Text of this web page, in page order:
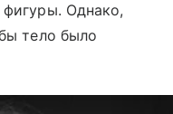
Однако,
тело было